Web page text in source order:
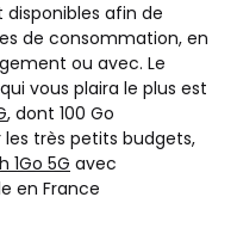
disponibles afin de
de consommation, en
ou avec. Le
vous plaira le plus est
, dont 100 Go
les très petits budgets,
1Go 5G avec
en France